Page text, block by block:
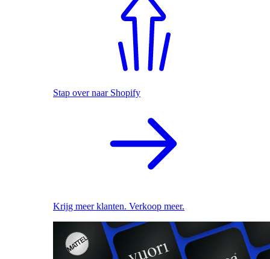
Stap over naar Shopify
Krijg meer klanten. Verkoop meer.